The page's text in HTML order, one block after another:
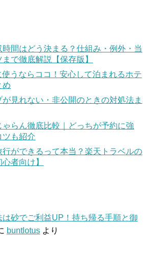
間はどう決まる？仕組み・例外・当
で徹底解説【保存版】
うならココ！安心して泊まれるホテ
め
見れない・非公開のときの対処法ま
らん徹底比較｜どっちが予約に強
ツも紹介
ができるって本当？楽天トラベルの
者向け】
は砂でご利益UP！持ち帰る手順と御
buntlotus より